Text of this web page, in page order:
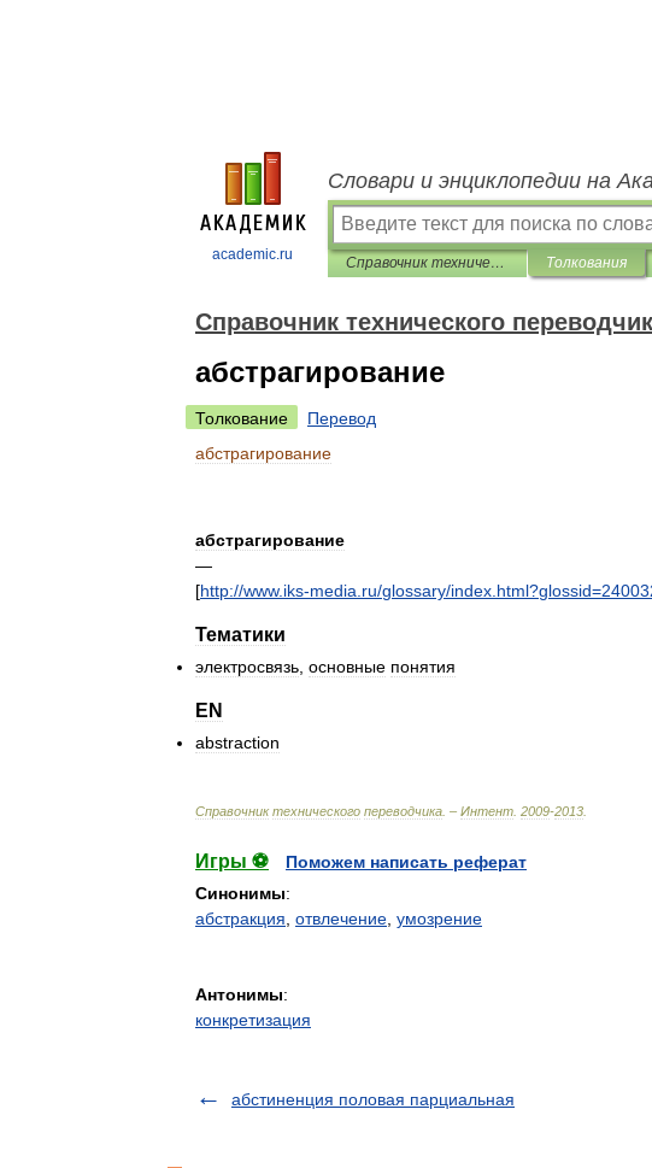
academic.ru
Словари и энциклопедии на
Справочник технического переводчика Толкования
Справочник технического
абстрагирование
Толкование
Перевод
абстрагирование
абстрагирование
—
[http://www. iks-media ru/glossary/index html?glossid=
Тематики
электросвязь основные понятия
EN
abstraction
Справочник технического переводчика . – Интент 2009-2013
Игры ⚽
Поможем написать реферат
Синонимы:
абстракция отвлечение умозрение
Антонимы:
конкретизация
абстиненция половая парциальная